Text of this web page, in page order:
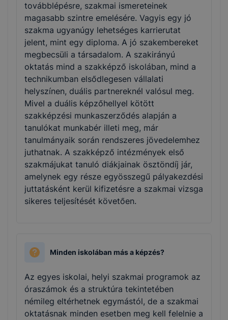
továbblépésre, szakmai ismereteinek
magasabb szintre emelésére. Vagyis egy jó
szakma ugyanúgy lehetséges karrierutat
jelent, mint egy diploma. A jó szakembereket
megbecsüli a társadalom. A szakirányú
oktatás mind a szakképző iskolában, mind a
technikumban elsődlegesen vállalati
helyszínen, duális partnereknél valósul meg.
Mivel a duális képzőhellyel kötött
szakképzési munkaszerződés alapján a
tanulókat munkabér illeti meg, már
tanulmányaik során rendszeres jövedelemhez
juthatnak. A szakképző intézmények első
szakmájukat tanuló diákjainak ösztöndíj jár,
amelynek egy része egyösszegű pályakezdési
juttatásként kerül kifizetésre a szakmai vizsga
sikeres teljesítését követően.
Minden iskolában más a képzés?
Az egyes iskolai, helyi szakmai programok az
óraszámok és a struktúra tekintetében
némileg eltérhetnek egymástól, de a szakmai
oktatásnak minden esetben meg kell felelnie a